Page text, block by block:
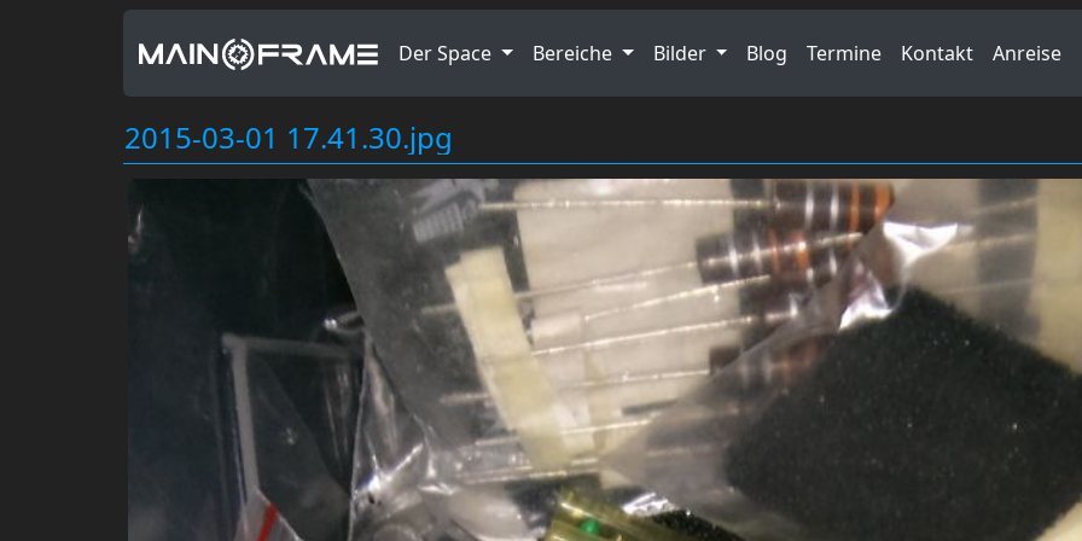
Der Space Bereiche Bilder Blog Termine Kontakt Anreise
2015-03-01 17.41.30.jpg